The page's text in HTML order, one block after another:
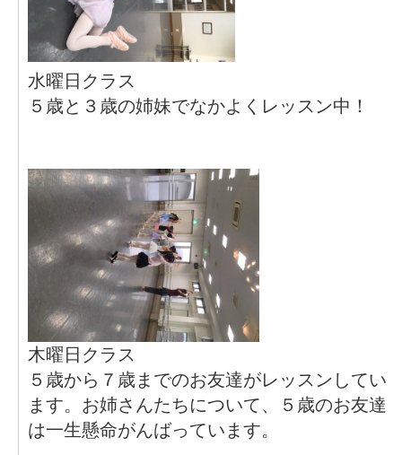
水曜日クラス
５歳と３歳の姉妹でなかよくレッスン中！
木曜日クラス
５歳から７歳までのお友達がレッスンしてい
ます。お姉さんたちについて、５歳のお友達
は一生懸命がんばっています。